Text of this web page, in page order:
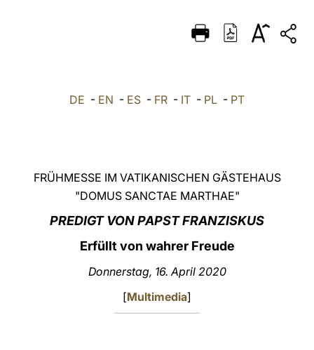
DEUTSCH
العربيّة DE - EN - ES - FR - IT - PL - PT
FRÜHMESSE IM VATIKANISCHEN GÄSTEHAUS
"DOMUS SANCTAE MARTHAE"
PREDIGT VON PAPST FRANZISKUS
Erfüllt von wahrer Freude
Donnerstag, 16. April 2020
[Multimedia]